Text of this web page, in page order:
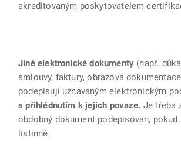
akreditovaným poskytovatelem
Jiné elektronické dokumenty (např.
smlouvy, faktury, obrazová
podepisují uznávaným elektronickým
s přihlédnutím k jejich povaze.Je třeba
obdobný dokument podepisován, pokud
listinně.